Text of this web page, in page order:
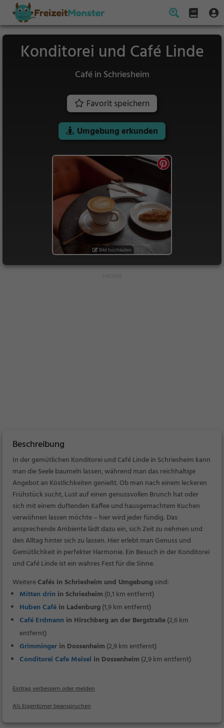
Konditorei und Café Linde
Café in Schriesheim
Favorit speichern
Umgebung erkunden
Bild hochladen
Beschreibung
In der gemütlichen Konditorei und Café Linde in Schriesheim kann
man die Seele baumeln lassen, während man das reichhaltige
Angebot an Köstlichkeiten genießt. Ob man nach einem leckeren
Frühstück sucht, Lust auf einen genussvollen Brunch hat oder
sich mit einem duftenden Kaffee und hausgemachtem Kuchen
verwöhnen lassen möchte – hier wird jeder fündig. Das
ansprechende Ambiente lädt dazu ein, sich Zeit zu nehmen und
den Alltag hinter sich zu lassen. Hier erlebt man Genuss und
Gemütlichkeit in perfekter Harmonie. Ein Besuch in der Konditorei
und Café Linde ist ein wahres Fest für die Sinne.
WeitereCafés in Schriesheim und Umgebungsind:
Mitten drin in Schriesheim (0,1 km entfernt)
Huben Café in Ladenburg(1,9 km entfernt)
Café Erdmann in Hirschberg an der Bergstraße(2,6 km
entfernt)
Grimminger in Dossenheim (2,9 km entfernt)
Conditorei Cafe Meisel in Dossenheim (2,9 km entfernt)
Eintrag verbessern oder melden
Als Eigentümer beanspruchen